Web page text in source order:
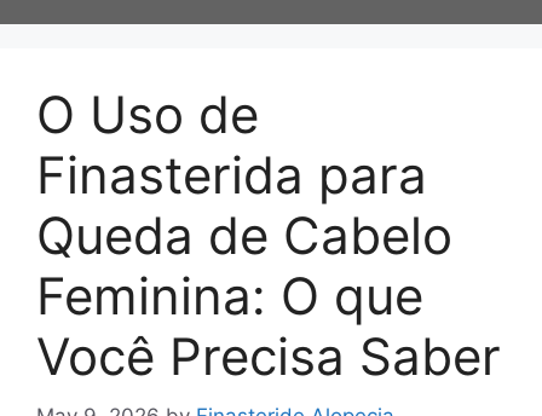
O Uso de
Finasterida para
Queda de Cabelo
Feminina: O que
Você Precisa Saber